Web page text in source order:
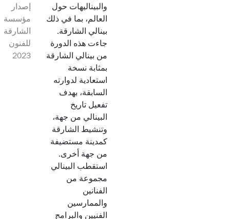
إصدار
مؤسسة
الشارقة
للفنون
2023
والبيناليهات حول
العالم، بما في ذلك
بينالي الشارقة.
جاءت هذه الدورة
من بينالي الشارقة
بمثابة نسخة
استعادية لدوارته
السابقة، بهدف
تفعيل تاريخ
البينالي من جهة،
وتنشيط الشارقة
كمدينة مستضيفة
من جهة أخرى.
استقطب البينالي
مجموعة من
الفنانين
والممارسين
الفنيين والبرامج